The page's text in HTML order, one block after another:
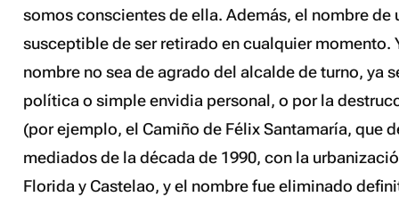
somos conscientes de ella. Además, el nombre de
susceptible de ser retirado en cualquier momento.
nombre no sea de agrado del alcalde de turno, ya
política o simple envidia personal, o por la
(por ejemplo, el Camiño de Félix Santamaría, que
mediados de la década de 1990, con la
Florida y Castelao, y el nombre fue eliminado